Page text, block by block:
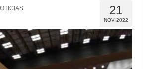
21
NOV 2022